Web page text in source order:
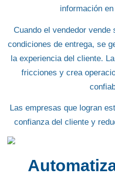
información
Cuando el vendedor vende
condiciones de entrega, se
la experiencia del cliente.
fricciones y crea
Las empresas que logran
confianza del cliente y